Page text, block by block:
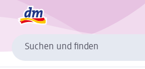
Suchen und finden